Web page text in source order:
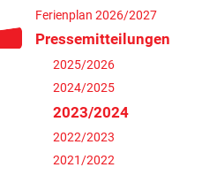
Ferienplan 2026/2027
Pressemitteilungen
2025/2026
2024/2025
2023/2024
2022/2023
2021/2022